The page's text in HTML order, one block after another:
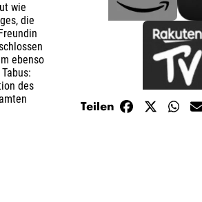
wie
die
ebenso
des
Teilen